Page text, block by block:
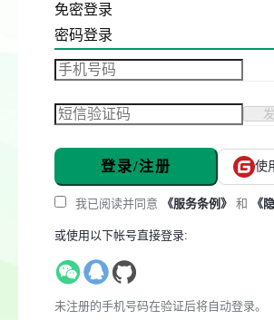
免密登录
密码登录
登录/注册 使
我已阅读并同意 《服务条例》 和 《
或使用以下帐号直接登录:
未注册的手机号码在验证后将自动登录。